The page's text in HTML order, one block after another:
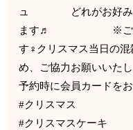
ュ どれがお好みで
ます♬ ※ご予約は
す‍♀️クリスマス当日の混
め、ご協力お願い
予約時に会員カード
#クリスマス
#クリスマスケーキ